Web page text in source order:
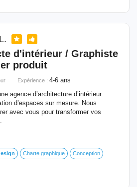
d'intérieur / Graphiste
produit
Expérience : 4-6 ans
agence d’architecture d’intérieur
d’espaces sur mesure. Nous
avec vous pour transformer vos
Charte graphique Conception